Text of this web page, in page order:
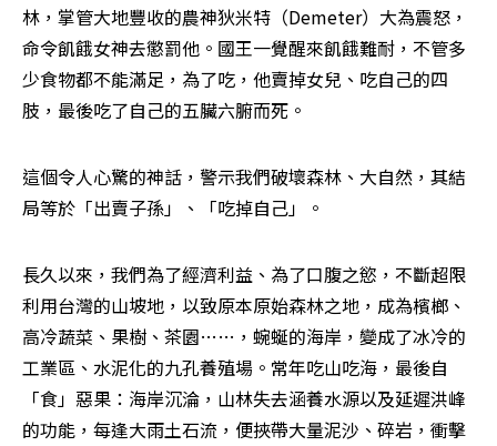
林，掌管大地豐收的農神狄米特（Demeter）大為震怒，
命令飢餓女神去懲罰他。國王一覺醒來飢餓難耐，不管多
少食物都不能滿足，為了吃，他賣掉女兒、吃自己的四
肢，最後吃了自己的五臟六腑而死。
這個令人心驚的神話，警示我們破壞森林、大自然，其結
局等於「出賣子孫」、「吃掉自己」。
長久以來，我們為了經濟利益、為了口腹之慾，不斷超限
利用台灣的山坡地，以致原本原始森林之地，成為檳榔、
高冷蔬菜、果樹、茶園……，蜿蜒的海岸，變成了冰冷的
工業區、水泥化的九孔養殖場。常年吃山吃海，最後自
「食」惡果：海岸沉淪，山林失去涵養水源以及延遲洪峰
的功能，每逢大雨土石流，便挾帶大量泥沙、碎岩，衝擊